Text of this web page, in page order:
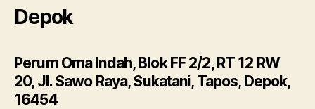
Depok
Perum Oma Indah, Blok FF 2/2, RT 12 RW
20, Jl. Sawo Raya, Sukatani, Tapos, Depok,
16454